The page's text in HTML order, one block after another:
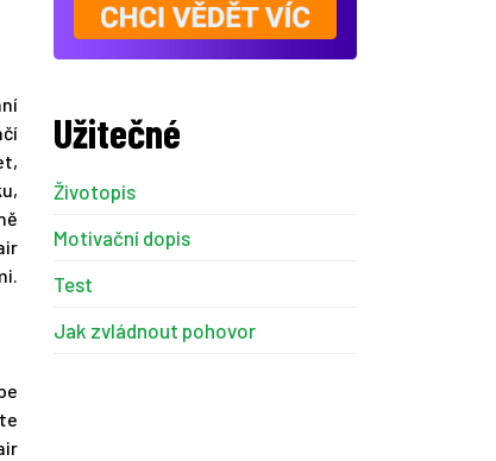
Užitečné
Životopis
Motivační dopis
Test
Jak zvládnout pohovor